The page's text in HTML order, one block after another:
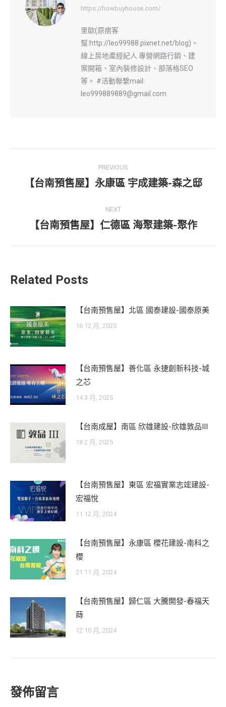
https://howbuyhouse.com/
里歐(原痞客
幫:http://leo99988.pixnet.net/blog)。
線上房地產經紀人 專營網路行銷、建
案開箱、室內裝修設計、部落格SEO
等。 #活動聯繫mail:
leo999889889@gmail.com
navigation
PREVIOUS
Previous
【台南預售屋】永康區 宇成建築-森之邸
NEXT
Next
【台南預售屋】仁德區 海聚建築-聚作
Related Posts
【台南預售屋】北區 國泰建設-國泰原美
16 12 月, 2025
【台南預售屋】善化區 永捷創新科技-城
之芯
14 3 月, 2025
【台南成屋】南區 欣雄建設-欣雄敦品III
18 2 月, 2025
【台南預售屋】東區 宏福實業志竤建設-
宏福悅
11 12 月, 2024
【台南預售屋】永康區 櫻花建設-南科之
櫻
21 11 月, 2024
【台南預售屋】歸仁區 大騰開發-春福天
蒔
12 10 月, 2024
發佈留言